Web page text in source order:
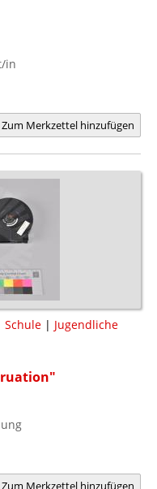
in
Zum Merkzettel hinzufügen
Schule | Jugendliche
Zum Merkzettel hinzufügen